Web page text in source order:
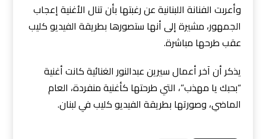
وأعربت الفنانة اللبنانية عن رغبتها بأن تنال الأغنية إعجاب
الجمهور، مشيرة إلى أنها ستصورها بطريقة الفيديو كليب
عقب طرحها مباشرة.
يذكر أن آخر أعمال سيرين عبدالنور الغنائية كانت أغنية
“بحبك يا مهذب”، التي طرحتها كأغنية منفردة، العام
الماضي، وصورتها بطريقة الفيديو كليب في لبنان.